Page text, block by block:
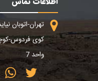
تهران-اتوبان
واحد 7